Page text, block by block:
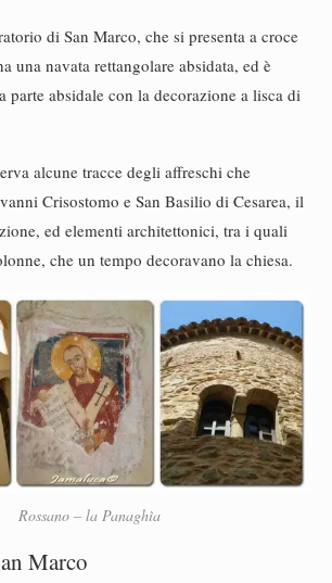
di San Marco, che si presenta a croce
una navata rettangolare absidata, ed è
parte absidale con la decorazione a lisca di
alcune tracce degli affreschi che
Crisostomo e San Basilio di Cesarea, il
ed elementi architettonici, tra i quali
che un tempo decoravano la chiesa.
Rossano – la Panaghìa
Marco